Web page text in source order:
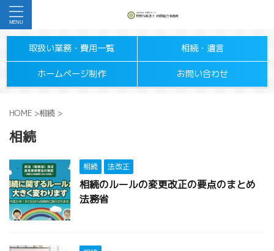
取扱い業務・費用一覧 相続・遺言
ホームページ制作 お問い合わせ
HOME >相続 >
相続
相続 法改正
相続のルールの変更改正の要点のまとめ
法務省